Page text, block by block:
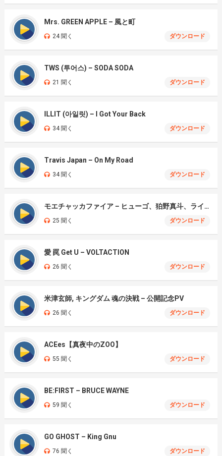
Mrs. GREEN APPLE – 風と町
24 聞く ダウンロード
TWS (투어스) – SODA SODA
21 聞く ダウンロード
ILLIT (아일릿) – I Got Your Back
34 聞く ダウンロード
Travis Japan – On My Road
34 聞く ダウンロード
モエチャッカファイア – ヒューゴ、狛野真斗、ライト、セヴェリアン (Cover )
25 聞く ダウンロード
愛 罠 Get U – VOLTACTION
26 聞く ダウンロード
米津玄師, キングダム 魂の決戦 – 公開記念PV
26 聞く ダウンロード
ACEes【真夜中のZOO】
55 聞く ダウンロード
BE:FIRST – BRUCE WAYNE
59 聞く ダウンロード
GO GHOST – King Gnu
76 聞く ダウンロード